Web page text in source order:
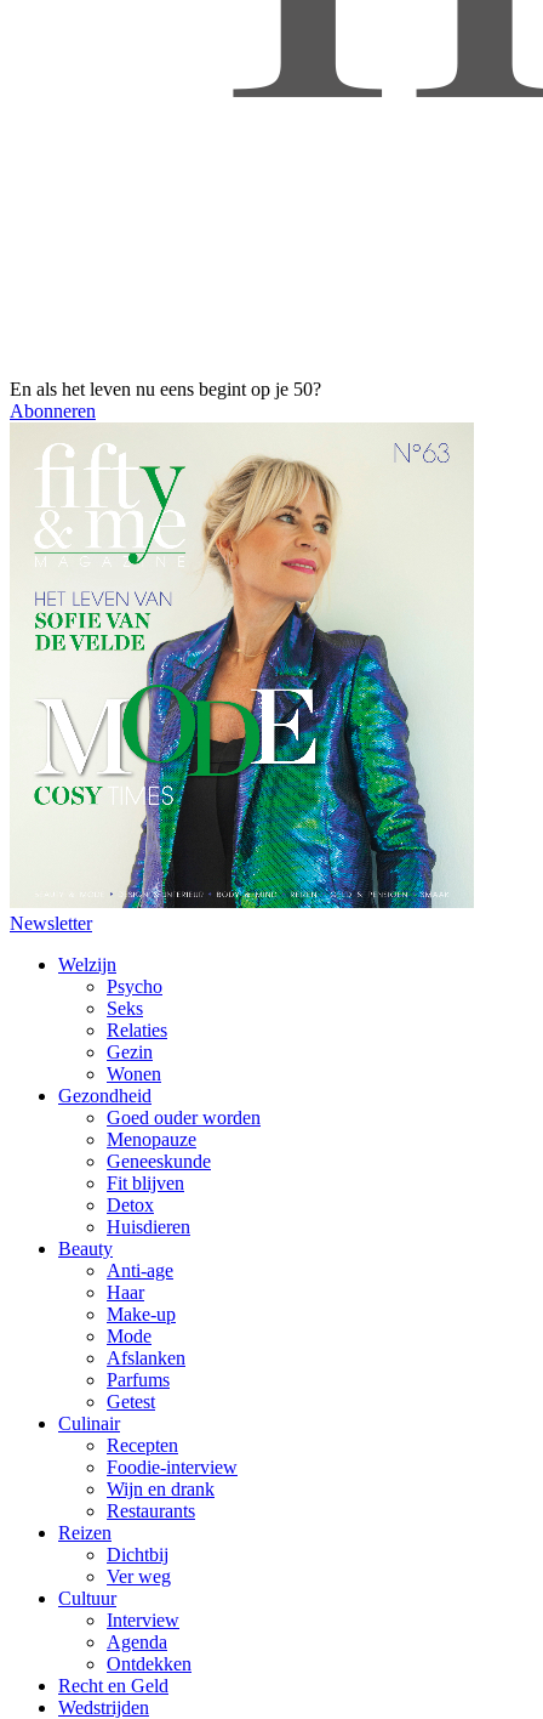
En als het leven nu eens begint op je 50?
Abonneren
Newsletter
Welzijn
Psycho
Seks
Relaties
Gezin
Wonen
Gezondheid
Goed ouder worden
Menopauze
Geneeskunde
Fit blijven
Detox
Huisdieren
Beauty
Anti-age
Haar
Make-up
Mode
Afslanken
Parfums
Getest
Culinair
Recepten
Foodie-interview
Wijn en drank
Restaurants
Reizen
Dichtbij
Ver weg
Cultuur
Interview
Agenda
Ontdekken
Recht en Geld
Wedstrijden